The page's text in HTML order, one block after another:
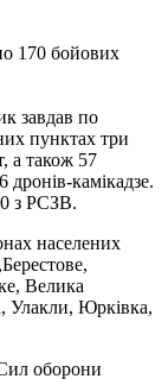
170 бойових
завдав по
пунктах три
а також 57
дронів-камікадзе.
з РСЗВ.
населених
Велика
Улакли, Юрківка,
Сил оборони